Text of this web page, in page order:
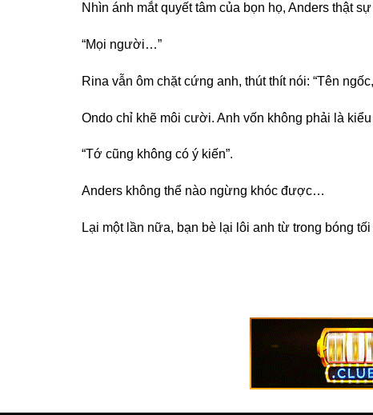
Nhìn ánh mắt quyết tâm của bọn họ, Anders thật
“Mọi người…”
Rina vẫn ôm chặt cứng anh, thút thít nói: “Tên
Ondo chỉ khẽ môi cười. Anh vốn không phải là
“Tớ cũng không có ý kiến”.
Anders không thể nào ngừng khóc được…
Lại một lần nữa, bạn bè lại lôi anh từ trong bóng